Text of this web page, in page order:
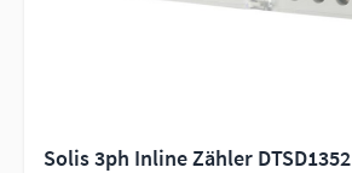
Solis 3ph Inline Zähler DTSD1352